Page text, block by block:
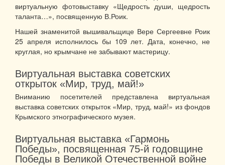
виртуальную фотовыставку «Щедрость души, щедрость
таланта…», посвященную В.Роик.
Нашей знаменитой вышивальщице Вере Сергеевне Роик
25 апреля исполнилось бы 109 лет. Дата, конечно, не
круглая, но крымчане не забывают мастерицу.
Виртуальная выставка советских
открыток «Мир, труд, май!»
Вниманию посетителей представлена виртуальная
выставка советских открыток «Мир, труд, май!» из фондов
Крымского этнографического музея.
Виртуальная выставка «Гармонь
Победы», посвященная 75-й годовщине
Победы в Великой Отечественной войне